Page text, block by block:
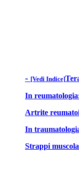
- [Vedi Indice]
In
Artrite
In
Strappi